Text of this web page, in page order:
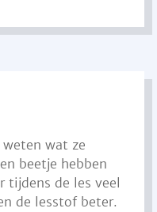
wat ze
beetje hebben
tijdens de les veel
de lesstof beter.